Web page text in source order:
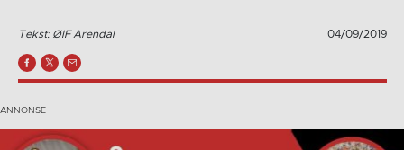
Tekst: ØIF Arendal 04/09/2019